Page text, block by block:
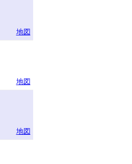
地図
地図
地図